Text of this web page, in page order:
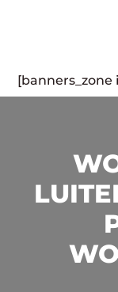
[banners_zone